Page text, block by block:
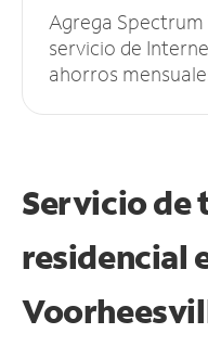
Agrega
servicio de
ahorros
Servicio de
residencial